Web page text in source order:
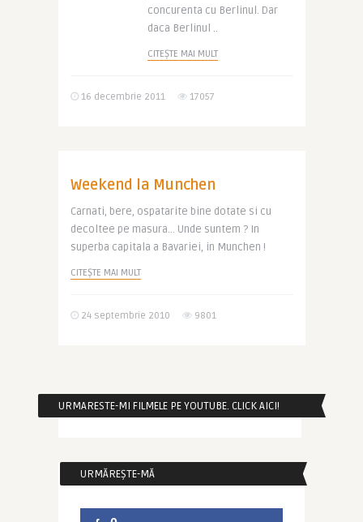
concurenta cu Berlinul. Dar
daca Berlinul ..
CITEȘTE MAI MULT
16 decembrie 2011 17057
Weekend la Munchen
Carnati, bere, ospatarite bine dotate si cu
decoltee pe masura… Unde suntem ? In
superba capitala a Bavariei, in Munchen !
CITEȘTE MAI MULT
24 septembrie 2010 9801
URMARESTE-MI FILMELE PE YOUTUBE. CLICK AICI!
URMĂREȘTE-MĂ